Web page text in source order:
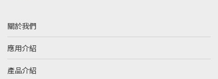
關於我們
應用介紹
產品介紹